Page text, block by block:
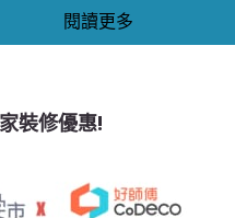
閱讀更多
裝修優惠!